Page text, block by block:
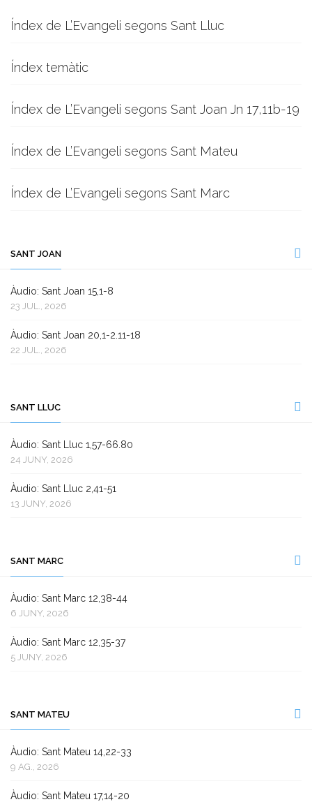
Índex de L’Evangeli segons Sant Lluc
Índex temàtic
Índex de L’Evangeli segons Sant Joan Jn 17,11b-19
Índex de L’Evangeli segons Sant Mateu
Índex de L’Evangeli segons Sant Marc
SANT JOAN
Àudio: Sant Joan 15,1-8
23 JUL., 2026
Àudio: Sant Joan 20,1-2.11-18
22 JUL., 2026
SANT LLUC
Àudio: Sant Lluc 1,57-66.80
24 JUNY, 2026
Àudio: Sant Lluc 2,41-51
13 JUNY, 2026
SANT MARC
Àudio: Sant Marc 12,38-44
6 JUNY, 2026
Àudio: Sant Marc 12,35-37
5 JUNY, 2026
SANT MATEU
Àudio: Sant Mateu 14,22-33
9 AG., 2026
Àudio: Sant Mateu 17,14-20